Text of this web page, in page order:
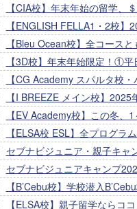
【CIA校】年末年始の留学、
【ENGLISH FELLA1・2校】
【Bleu Ocean校】全コース
【3D校】年末年始限定！①
【CG Academy スパルタ校
【I BREEZE メイン校】
【EV Academy校】この冬、
【ELSA校 ESL】全プログラ
セブナビジュニア・親子キャ
セブナビジュニアキャンプ
【B’Cebu校】学校潜入
【ELSA校】親子留学ならコ